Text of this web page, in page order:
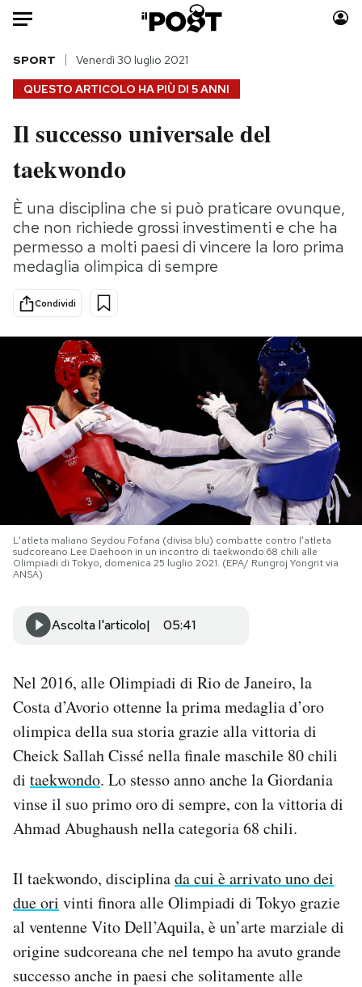
Auto
HOME
Italia
Politica
Tecnologia
Internet
Scienza
Cultura
Economia
Moda
Storie/Idee
Ok Boomer!
Media
Europa
PODCAST
NEWSLETTER
I MIEI PREFERITI
SHOP
Area Personale
Newsletter
Notifiche mobile
Regala il Post
Hai bisogno di aiuto?
Esci
QUESTO ARTICOLO HA PIÙ DI 5 ANNI
SPORT Venerdì 30 luglio 2021
Il successo universale del
taekwondo
È una disciplina che si può praticare ovunque,
che non richiede grossi investimenti e che ha
permesso a molti paesi di vincere la loro prima
medaglia olimpica di sempre
Condividi
L'atleta maliano Seydou Fofana (divisa blu) combatte contro l'atleta
sudcoreano Lee Daehoon in un incontro di taekwondo 68 chili alle
Olimpiadi di Tokyo, domenica 25 luglio 2021. (EPA/ Rungroj Yongrit via
ANSA)
Ascolta l'articolo 05:41
Nel 2016, alle Olimpiadi di Rio de Janeiro, la
Costa d’Avorio ottenne la prima medaglia d’oro
olimpica della sua storia grazie alla vittoria di
Cheick Sallah Cissé nella finale maschile 80 chili
di taekwondo. Lo stesso anno anche la Giordania
vinse il suo primo oro di sempre, con la vittoria di
Ahmad Abughaush nella categoria 68 chili.
Il taekwondo, disciplinada cui è arrivato uno dei
due ori vinti finora alle Olimpiadi di Tokyo grazie
al ventenne Vito Dell’Aquila, è un’arte marziale di
origine sudcoreana che nel tempo ha avuto grande
successo anche in paesi che solitamente alle